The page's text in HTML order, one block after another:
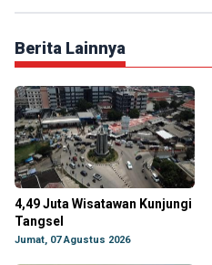
Berita Lainnya
4,49 Juta Wisatawan Kunjungi
Tangsel
Jumat, 07 Agustus 2026